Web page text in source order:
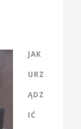
JAK
URZ
ĄDZ
IĆ